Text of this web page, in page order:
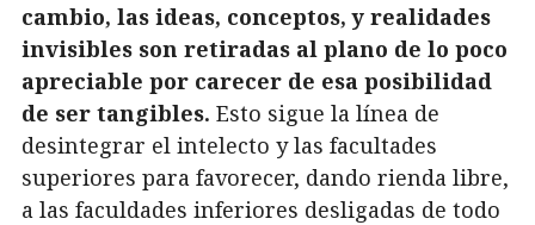
cambio, las ideas, conceptos, y realidades
invisibles son retiradas al plano de lo poco
apreciable por carecer de esa posibilidad
de ser tangibles. Esto sigue la línea de
desintegrar el intelecto y las facultades
superiores para favorecer, dando rienda libre,
a las faculdades inferiores desligadas de todo